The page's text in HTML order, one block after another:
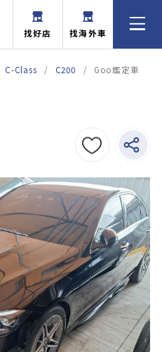
找好店 找海外車
C-Class C200 Goo鑑定車